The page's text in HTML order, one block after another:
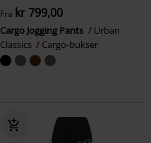
Fra kr 799,00
Cargo Jogging Pants
Urban
Classics
Cargo-bukser